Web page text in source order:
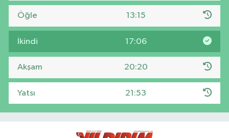
Öğle 13:15
İkindi 17:06
Akşam 20:20
Yatsı 21:53